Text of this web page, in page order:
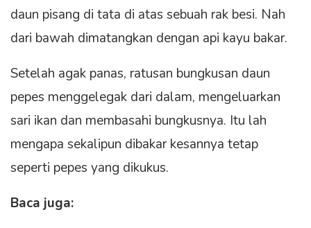
daun pisang di tata di atas sebuah rak besi. Nah
dari bawah dimatangkan dengan api kayu bakar.
Setelah agak panas, ratusan bungkusan daun
pepes menggelegak dari dalam, mengeluarkan
sari ikan dan membasahi bungkusnya. Itu lah
mengapa sekalipun dibakar kesannya tetap
seperti pepes yang dikukus.
Baca juga: